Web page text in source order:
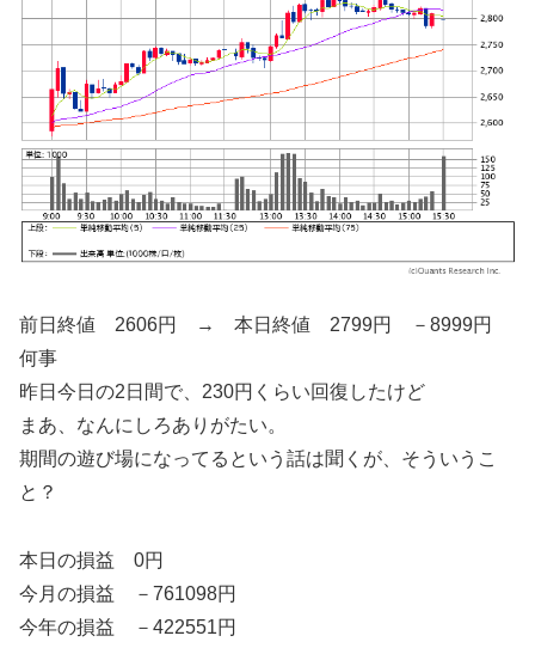
前日終値 2606円 → 本日終値 2799円 －8999円
何事
昨日今日の2日間で、230円くらい回復したけど
まあ、なんにしろありがたい。
期間の遊び場になってるという話は聞くが、そういうこ
と？
本日の損益 0円
今月の損益 －761098円
今年の損益 －422551円